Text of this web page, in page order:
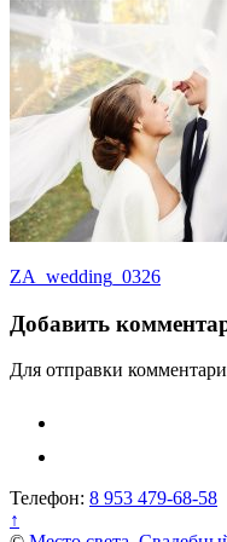
Навигация
по
записям
ZA_wedding_0326
Добавить
Для отправки
Телефон: 8 953 479-68-58
↑